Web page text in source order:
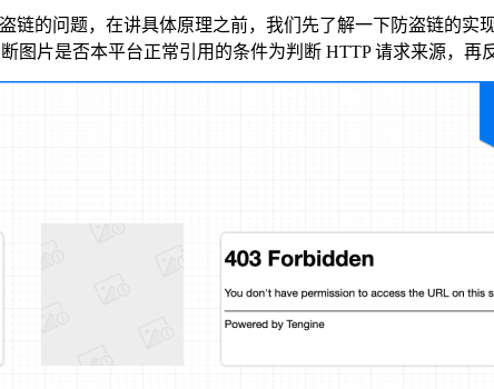
链的问题，在讲具体原理之前，我们先了解一下防盗链的
图片是否本平台正常引用的条件为判断 HTTP 请求来源，再